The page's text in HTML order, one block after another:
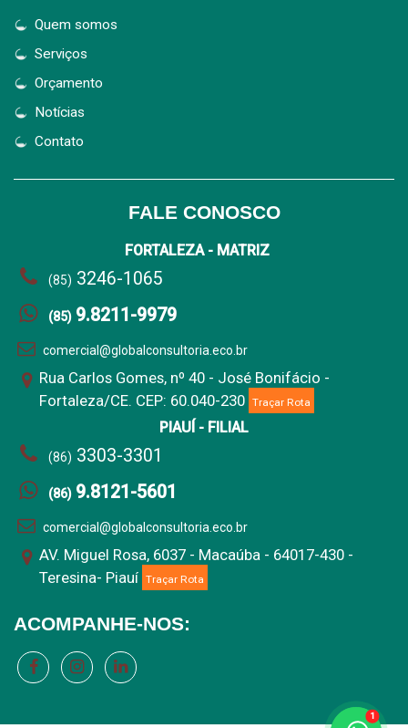
Quem somos
Serviços
Orçamento
Notícias
Contato
FALE CONOSCO
FORTALEZA - MATRIZ
(85) 3246-1065
(85)9.8211-9979
comercial@globalconsultoria.eco.br
Rua Carlos Gomes, nº 40 - José Bonifácio -
Fortaleza/CE. CEP: 60.040-230 Traçar Rota
PIAUÍ - FILIAL
(86) 3303-3301
(86)9.8121-5601
comercial@globalconsultoria.eco.br
AV. Miguel Rosa, 6037 - Macaúba - 64017-430 -
Teresina- Piauí Traçar Rota
ACOMPANHE-NOS:
1